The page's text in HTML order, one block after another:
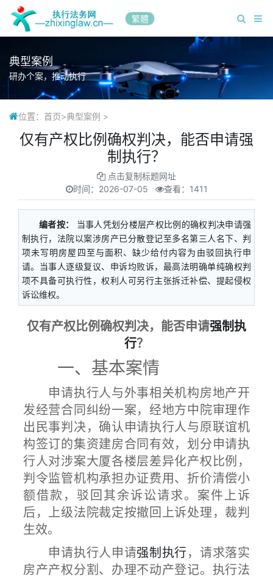
繁體
典型案例
研办个案，推动执行
位置： 首页>典型案例 >
仅有产权比例确权判决，能否申请强
制执行？
点击复制标题网址
时间： 2026-07-05 查看：1411
编者按：
当事人凭划分楼层产权比例的确权判决申请强
制执行，法院以案涉房产已分散登记至多名第三人名下、判
项未写明房屋四至与面积、缺少给付内容为由驳回执行申
请。当事人逐级复议、申诉均败诉，最高法明确单纯确权判
项不具备可执行性，权利人可另行主张拆迁补偿、提起侵权
诉讼维权。
仅有产权比例确权判决，能否申请强制执
行？
一、基本案情
申请执行人与外事相关机构房地产开
发经营合同纠纷一案，经地方中院审理作
出民事判决，确认申请执行人与原联谊机
构签订的集资建房合同有效，划分申请执
行人对涉案大厦各楼层差异化产权比例，
判令监管机构承担办证费用、折价清偿小
额借款，驳回其余诉讼请求。案件上诉
后，上级法院裁定按撤回上诉处理，裁判
生效。
申请执行人申请强制执行 ，请求落实
房产产权分割、办理不动产登记。执行法